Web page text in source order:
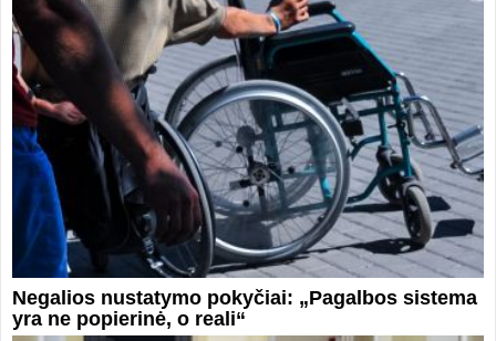
Negalios nustatymo pokyčiai: „Pagalbos sistema
yra ne popierinė, o reali“